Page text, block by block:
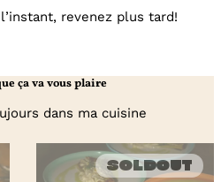
revenez plus tard!
ça va vous plaire
dans ma cuisine
Soldout